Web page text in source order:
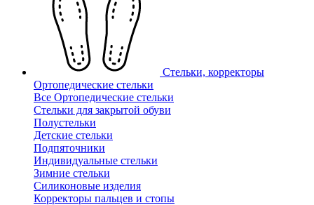
Стельки, корректоры
Ортопедические стельки
Все Ортопедические стельки
Стельки для закрытой обуви
Полустельки
Детские стельки
Подпяточники
Индивидуальные стельки
Зимние стельки
Силиконовые изделия
Корректоры пальцев и стопы